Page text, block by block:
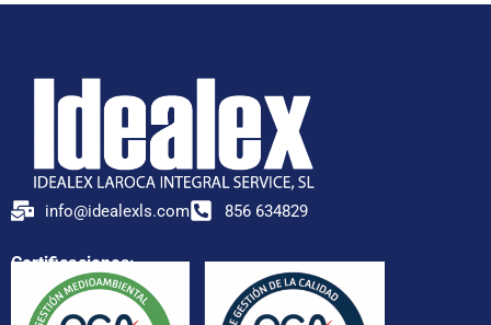
info@idealexls.com 856 634829
Certificaciones: